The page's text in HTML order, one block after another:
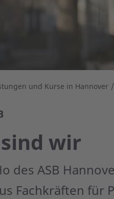
und Kurse in Hannover
wir
des ASB
Fachkräften für